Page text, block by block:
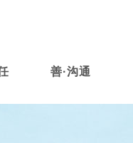
善·沟通